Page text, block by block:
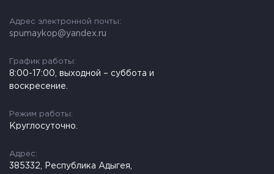
Адрес электронной почты:
spumaykop@yandex.ru
График работы:
8:00-17:00, выходной – суббота и
воскресение.
Режим работы:
Круглосуточно.
Адрес:
385332, Республика Адыгея,